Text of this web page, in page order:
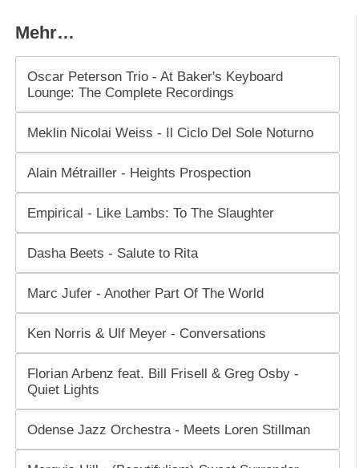
Mehr…
Oscar Peterson Trio - At Baker's Keyboard
Lounge: The Complete Recordings
Meklin Nicolai Weiss - Il Ciclo Del Sole Noturno
Alain Métrailler - Heights Prospection
Empirical - Like Lambs: To The Slaughter
Dasha Beets - Salute to Rita
Marc Jufer - Another Part Of The World
Ken Norris & Ulf Meyer - Conversations
Florian Arbenz feat. Bill Frisell & Greg Osby -
Quiet Lights
Odense Jazz Orchestra - Meets Loren Stillman